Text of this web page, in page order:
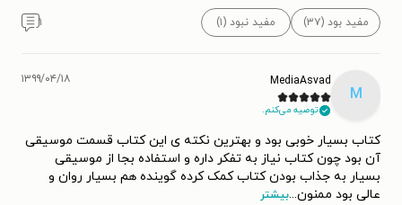
مفید بود (۳۷) مفید نبود (۱) ۱
M
MediaAsvad
توصیه می‌کنم.
۱۳۹۹/۰۴/۱۸
کتاب بسیار خوبی بود و بهترین نکته ی این کتاب قسمت موسیقی
آن بود چون کتاب نیاز به تفکر داره و استفاده بجا از موسیقی
بسیار به جذاب بودن کتاب کمک کرده گوینده هم بسیار روان و
عالی بود ممنون...بیشتر